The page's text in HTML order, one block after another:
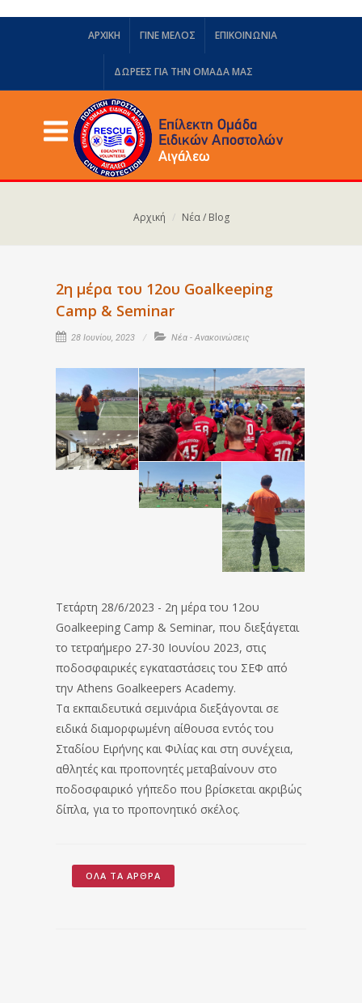
ΑΡΧΙΚΗ ΓΙΝΕ ΜΕΛΟΣ ΕΠΙΚΟΙΝΩΝΙΑ
ΔΩΡΕΈΣ ΓΙΑ ΤΗΝ ΟΜΆΔΑ ΜΑΣ
Αρχική Νέα / Blog
2η μέρα του 12ου Goalkeeping
Camp & Seminar
28 Ιουνίου, 2023 Νέα - Ανακοινώσεις
Τετάρτη 28/6/2023 - 2η μέρα του 12ου
Goalkeeping Camp & Seminar, που διεξάγεται
το τετραήμερο 27-30 Ιουνίου 2023, στις
ποδοσφαιρικές εγκαταστάσεις του ΣΕΦ από
την Athens Goalkeepers Academy.
Τα εκπαιδευτικά σεμινάρια διεξάγονται σε
ειδικά διαμορφωμένη αίθουσα εντός του
Σταδίου Ειρήνης και Φιλίας και στη συνέχεια,
αθλητές και προπονητές μεταβαίνουν στο
ποδοσφαιρικό γήπεδο που βρίσκεται ακριβώς
δίπλα, για το προπονητικό σκέλος.
ΌΛΑ ΤΑ ΆΡΘΡΑ